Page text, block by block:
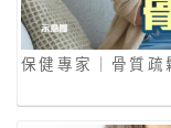
保健專家｜骨質